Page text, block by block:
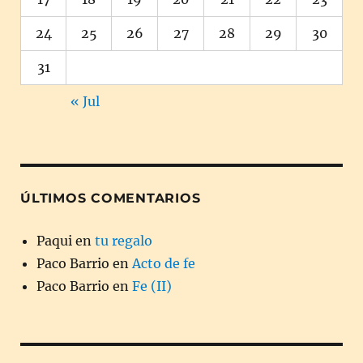
24 25 26 27 28 29 30
31
« Jul
ÚLTIMOS COMENTARIOS
Paqui en tu regalo
Paco Barrio en Acto de fe
Paco Barrio en Fe (II)